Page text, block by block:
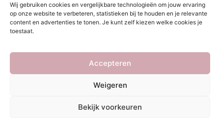
Wij gebruiken cookies en vergelijkbare technologieën om jouw ervaring
op onze website te verbeteren, statistieken bij te houden en je relevante
content en advertenties te tonen. Je kunt zelf kiezen welke cookies je
toestaat.
Accepteren
Weigeren
Bekijk voorkeuren
Retourneren
My account
Contact
Privacy Policy
Algemene voorwaarden
Maandag t/m vrijdag 10.00 - 16.00